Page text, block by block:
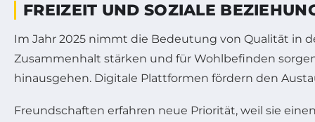
FREIZEIT UND SOZIALE
Im Jahr 2025 nimmt die Bedeutung von Qualität in
Zusammenhalt stärken und für Wohlbefinden
hinausgehen. Digitale Plattformen fördern den
Freundschaften erfahren neue Priorität, weil sie